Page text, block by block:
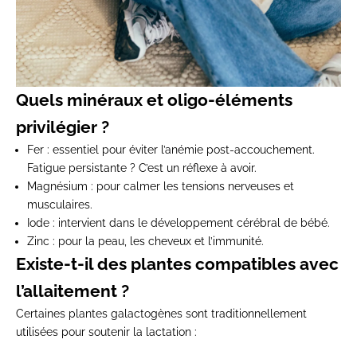
Quels minéraux et oligo-éléments
privilégier ?
Fer : essentiel pour éviter l’anémie post-accouchement.
Fatigue persistante ? C’est un réflexe à avoir.
Magnésium : pour calmer les tensions nerveuses et
musculaires.
Iode : intervient dans le développement cérébral de bébé.
Zinc : pour la peau, les cheveux et l’immunité.
Existe-t-il des plantes compatibles avec
l’allaitement ?
Certaines plantes galactogènes sont traditionnellement
utilisées pour soutenir la lactation :